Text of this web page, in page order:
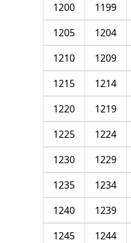
1199
1200
1204
1205
1209
1210
1214
1215
1219
1220
1224
1225
1229
1230
1234
1235
1239
1240
1244
1245